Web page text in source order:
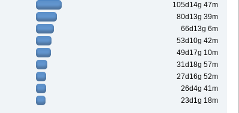
105d14g 47m
80d13g 39m
66d13g 6m
53d10g 42m
49d17g 10m
31d18g 57m
27d16g 52m
26d4g 41m
23d1g 18m